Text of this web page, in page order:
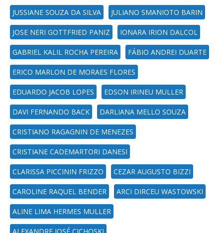
JUSSIANE SOUZA DA SILVA JULIANO SMANIOTO BARIN
JOSE NERI GOTTFRIED PANIZ IONARA IRION DALCOL
GABRIEL KALIL ROCHA PEREIRA FÁBIO ANDREI DUARTE
ERICO MARLON DE MORAES FLORES
EDUARDO JACOB LOPES EDSON IRINEU MULLER
DAVI FERNANDO BACK DARLIANA MELLO SOUZA
CRISTIANO RAGAGNIN DE MENEZES
CRISTIANE CADEMARTORI DANESI
CLARISSA PICCININ FRIZZO CEZAR AUGUSTO BIZZI
CAROLINE RAQUEL BENDER ARCI DIRCEU WASTOWSKI
ALINE LIMA HERMES MULLER